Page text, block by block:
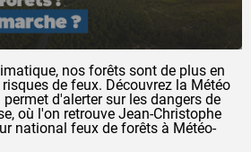
nos forêts sont de plus en
de feux. Découvrez la Météo
d'alerter sur les dangers de
où l'on retrouve Jean-Christophe
national feux de forêts à Météo-